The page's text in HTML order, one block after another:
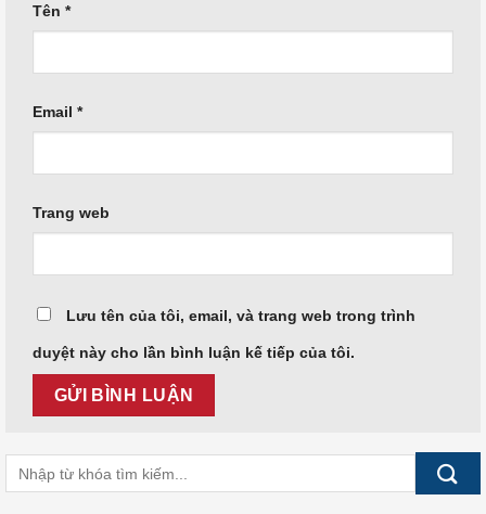
Tên *
Email *
Trang web
Lưu tên của tôi, email, và trang web trong trình
duyệt này cho lần bình luận kế tiếp của tôi.